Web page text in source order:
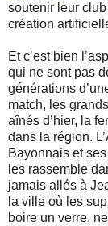
soutenir leur
création
Et c’est bien
qui ne sont pas
générations
match, les
aînés d’hier, la
dans la région.
Bayonnais et
les rassemble
jamais allés à
la ville où les
boire un verre,